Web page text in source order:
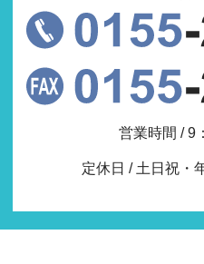
営業時間 / 9
定休日 / 土日祝・